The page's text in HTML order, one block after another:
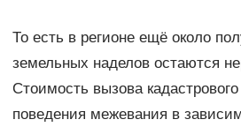
То есть в регионе ещё около
земельных наделов остаются
Стоимость вызова
поведения межевания в